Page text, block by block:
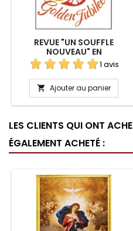
REVUE "UN SOUFFLE
NOUVEAU" EN
TÉLÉCHARGEMENT1 avis
 Ajouter au panier
LES CLIENTS QUI ONT
ÉGALEMENT ACHETÉ :